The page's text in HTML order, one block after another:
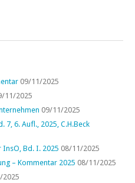
09/11/2025
11/2025
09/11/2025
7, 6. Aufl., 2025, C.H.Beck
Bd. I. 2025 08/11/2025
– Kommentar 2025 08/11/2025
2025